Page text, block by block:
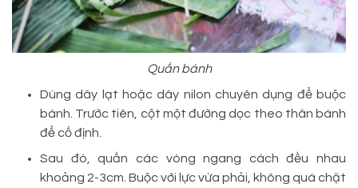
Quấn bánh
Dùng dây lạt hoặc dây nilon chuyên dụng để buộc
bánh. Trước tiên, cột một đường dọc theo thân bánh
để cố định.
Sau đó, quấn các vòng ngang cách đều nhau
khoảng 2-3cm. Buộc với lực vừa phải, không quá chặt